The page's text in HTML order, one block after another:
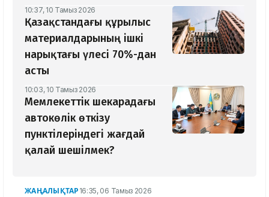
10:37, 10 Тамыз 2026
Қазақстандағы құрылыс
материалдарының ішкі
нарықтағы үлесі 70%-дан
асты
10:03, 10 Тамыз 2026
Мемлекеттік шекарадағы
автокөлік өткізу
пунктілеріндегі жағдай
қалай шешілмек?
ЖАҢАЛЫҚТАР 16:35, 06 Тамыз 2026